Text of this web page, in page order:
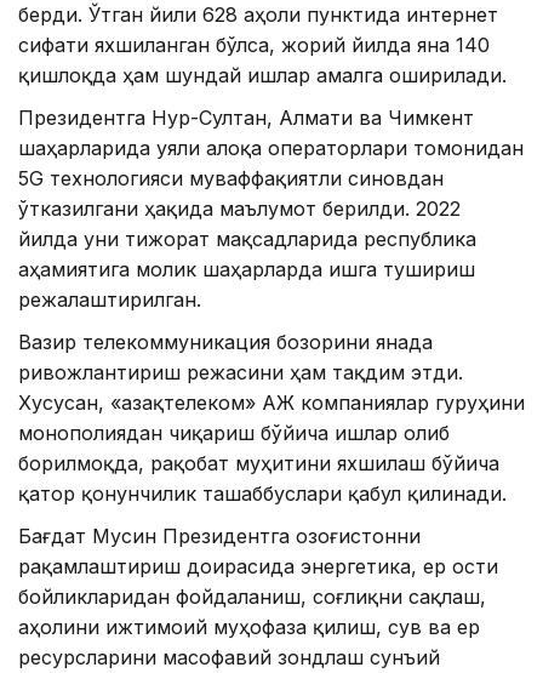
берди. Ўтган йили 628 аҳоли пунктида интернет
сифати яхшиланган бўлса, жорий йилда яна 140
қишлоқда ҳам шундай ишлар амалга оширилади.
Президентга Нур-Султан, Алмати ва Чимкент
шаҳарларида уяли алоқа операторлари томонидан
5G технологияси муваффақиятли синовдан
ўтказилгани ҳақида маълумот берилди. 2022
йилда уни тижорат мақсадларида республика
аҳамиятига молик шаҳарларда ишга тушириш
режалаштирилган.
Вазир телекоммуникация бозорини янада
ривожлантириш режасини ҳам тақдим этди.
Хусусан, «Қазақтелеком» АЖ компаниялар гуруҳини
монополиядан чиқариш бўйича ишлар олиб
борилмоқда, рақобат муҳитини яхшилаш бўйича
қатор қонунчилик ташаббуслари қабул қилинади.
Бағдат Мусин Президентга Қозоғистонни
рақамлаштириш доирасида энергетика, ер ости
бойликларидан фойдаланиш, соғлиқни сақлаш,
аҳолини ижтимоий муҳофаза қилиш, сув ва ер
ресурсларини масофавий зондлаш сунъий